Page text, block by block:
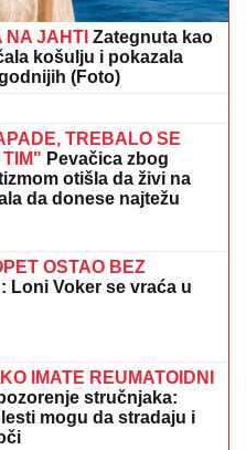
NA ADI BOJANI
plaži sa Milicom
pokazao ŠTA RADE
naslednici (FOTO)
jurili u ukradenim
pa dolijali u MEGA-
za desetine hiljada